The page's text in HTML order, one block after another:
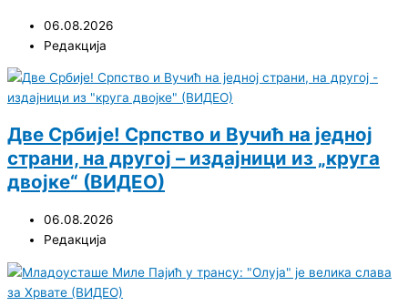
06.08.2026
Редакција
Две Србије! Српство и Вучић на једној
страни, на другој – издајници из „круга
двојке“ (ВИДЕО)
06.08.2026
Редакција